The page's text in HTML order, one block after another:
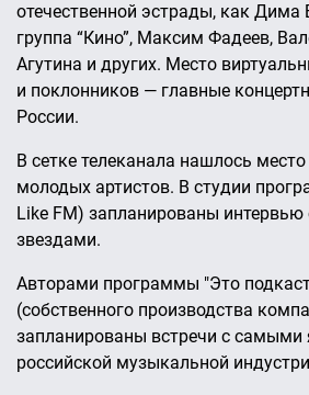
отечественной эстрады, как Дима
группа “Кино”, Максим Фадеев,
Агутина и других. Место
и поклонников — главные
России.
В сетке телеканала нашлось
молодых артистов. В студии
Like FM) запланированы
звездами.
Авторами программы "Это
(собственного производства
запланированы встречи с самыми
российской музыкальной